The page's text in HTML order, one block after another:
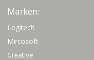
Marken:
Logitech
Mircosoft
Creative